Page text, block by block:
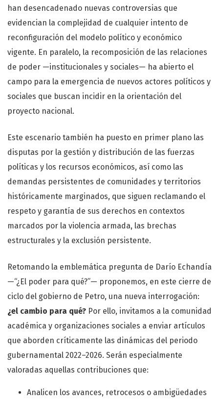
han desencadenado nuevas controversias que
evidencian la complejidad de cualquier intento de
reconfiguración del modelo político y económico
vigente. En paralelo, la recomposición de las relaciones
de poder —institucionales y sociales— ha abierto el
campo para la emergencia de nuevos actores políticos y
sociales que buscan incidir en la orientación del
proyecto nacional.
Este escenario también ha puesto en primer plano las
disputas por la gestión y distribución de las fuerzas
políticas y los recursos económicos, así como las
demandas persistentes de comunidades y territorios
históricamente marginados, que siguen reclamando el
respeto y garantía de sus derechos en contextos
marcados por la violencia armada, las brechas
estructurales y la exclusión persistente.
Retomando la emblemática pregunta de Darío Echandía
—“¿El poder para qué?”— proponemos, en este cierre de
ciclo del gobierno de Petro, una nueva interrogación:
¿el cambio para qué? Por ello, invitamos a la comunidad
académica y organizaciones sociales a enviar artículos
que aborden críticamente las dinámicas del periodo
gubernamental 2022–2026. Serán especialmente
valoradas aquellas contribuciones que:
Analicen los avances, retrocesos o ambigüedades